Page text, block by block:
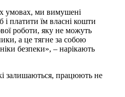
умовах, ми вимушені
і платити їм власні кошти
роботи, яку не можуть
а це тягне за собою
безпеки», – нарікають
залишаються, працюють не